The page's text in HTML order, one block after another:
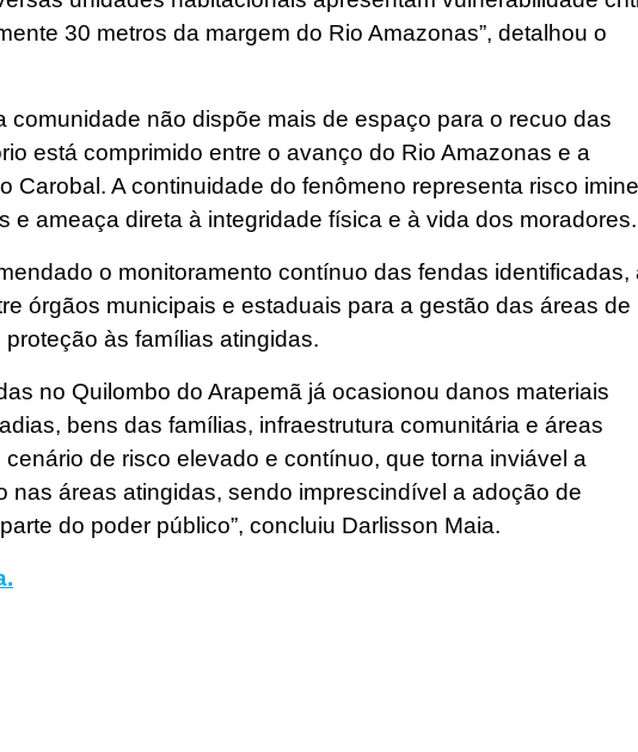
30 metros da margem do Rio Amazonas”, detalhou o
comunidade não dispõe mais de espaço para o recuo das
está comprimido entre o avanço do Rio Amazonas e a
Carobal. A continuidade do fenômeno representa risco
e ameaça direta à integridade física e à vida dos moradores.
o monitoramento contínuo das fendas identificadas,
órgãos municipais e estaduais para a gestão das áreas de
às famílias atingidas.
no Quilombo do Arapemã já ocasionou danos materiais
bens das famílias, infraestrutura comunitária e áreas
de risco elevado e contínuo, que torna inviável a
nas áreas atingidas, sendo imprescindível a adoção de
do poder público”, concluiu Darlisson Maia.